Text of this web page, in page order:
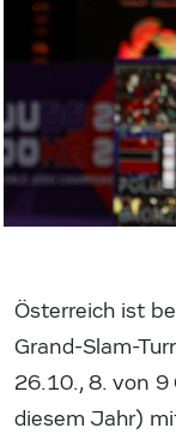
Österreich ist
Grand-Slam-
26.10., 8. von 9
diesem Jahr)